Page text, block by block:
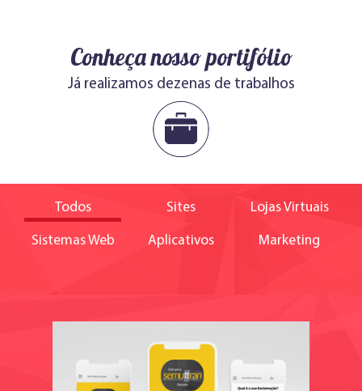
Conheça nosso portifólio
Já realizamos dezenas de trabalhos